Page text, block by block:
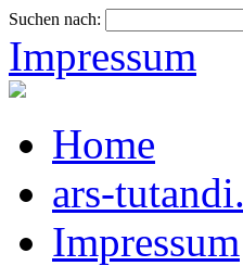
Suchen nach:
Impressum
Home
ars-
Impressum